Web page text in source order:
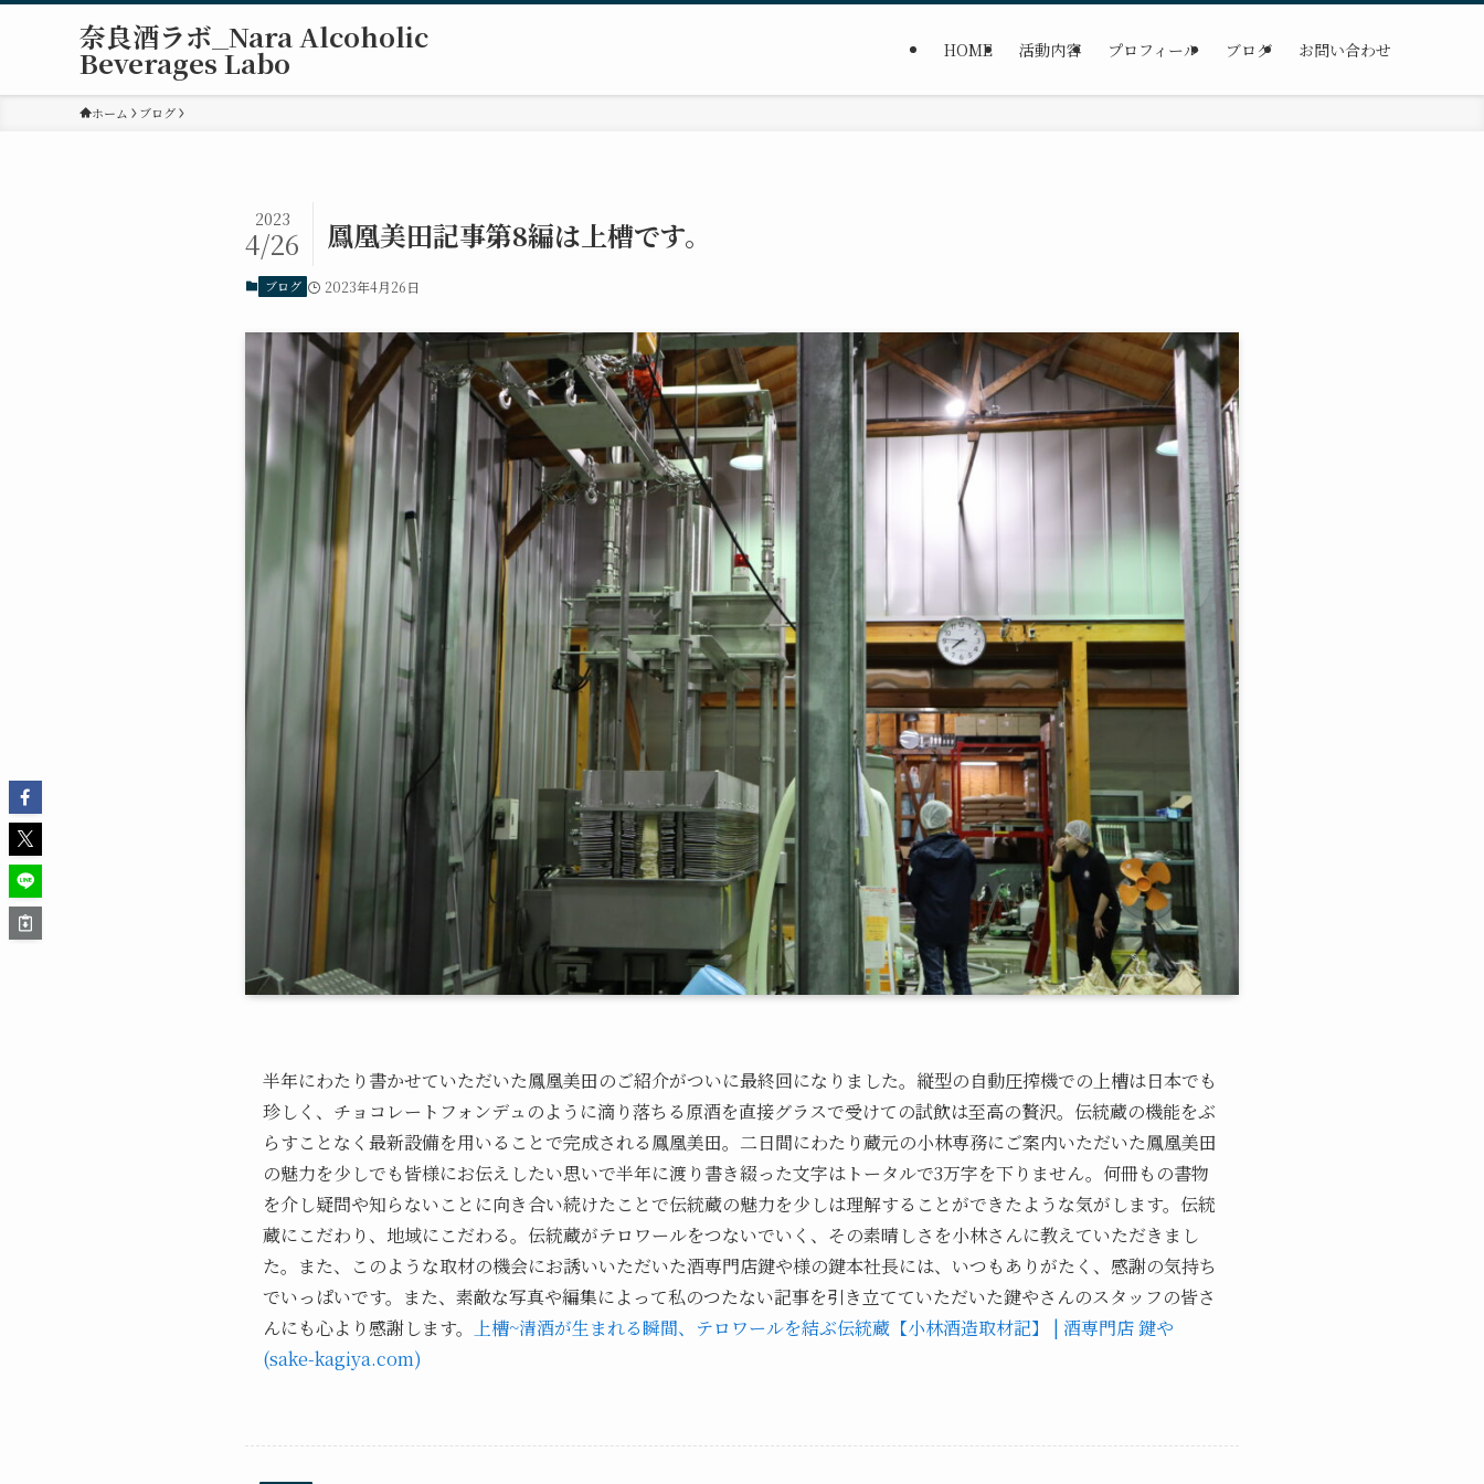
奈良酒ラボ_Nara Alcoholic
Beverages Labo HOME 活動内容 プロフィール ブログ お問い合わせ
ホーム ブログ
鳳凰美田記事第8編は上槽です。
2023
4/26
ブログ 2023年4月26日
半年にわたり書かせていただいた鳳凰美田のご紹介がついに最終回になりました。縦型の自動圧搾機での上槽は日本でも
珍しく、チョコレートフォンデュのように滴り落ちる原酒を直接グラスで受けての試飲は至高の贅沢。伝統蔵の機能をぶ
らすことなく最新設備を用いることで完成される鳳凰美田。二日間にわたり蔵元の小林専務にご案内いただいた鳳凰美田
の魅力を少しでも皆様にお伝えしたい思いで半年に渡り書き綴った文字はトータルで3万字を下りません。何冊もの書物
を介し疑問や知らないことに向き合い続けたことで伝統蔵の魅力を少しは理解することができたような気がします。伝統
蔵にこだわり、地域にこだわる。伝統蔵がテロワールをつないでいく、その素晴しさを小林さんに教えていただきまし
た。また、このような取材の機会にお誘いいただいた酒専門店鍵や様の鍵本社長には、いつもありがたく、感謝の気持ち
でいっぱいです。また、素敵な写真や編集によって私のつたない記事を引き立てていただいた鍵やさんのスタッフの皆さ
んにも心より感謝します。
上槽~清酒が生まれる瞬間、テロワールを結ぶ伝統蔵【小林酒造取材記】 | 酒専門店 鍵や
(sake-kagiya.com)